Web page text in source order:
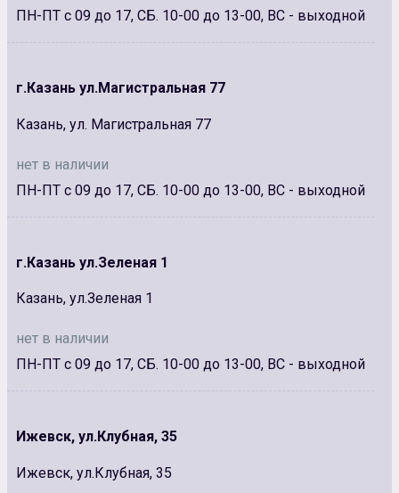
ПН-ПТ с 09 до 17, СБ. 10-00 до 13-00, ВС - выходной
г.Казань ул.Магистральная 77
Казань, ул. Магистральная 77
нет в наличии
ПН-ПТ с 09 до 17, СБ. 10-00 до 13-00, ВС - выходной
г.Казань ул.Зеленая 1
Казань, ул.Зеленая 1
нет в наличии
ПН-ПТ с 09 до 17, СБ. 10-00 до 13-00, ВС - выходной
Ижевск, ул.Клубная, 35
Ижевск, ул.Клубная, 35